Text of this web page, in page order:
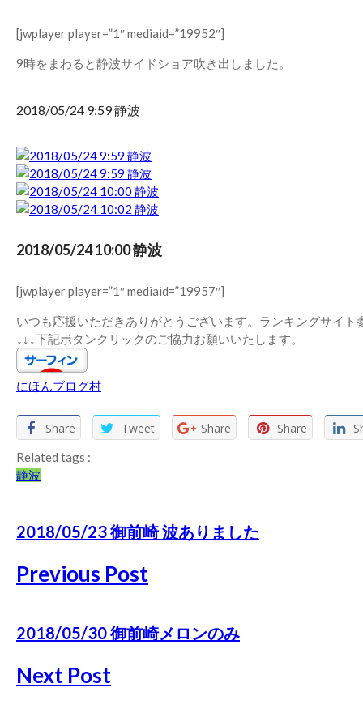
[jwplayer player=”1″ mediaid=”19952″]
9時をまわると静波サイドショア吹き出しました。
2018/05/24 9:59 静波
2018/05/24 10:00 静波
[jwplayer player=”1″ mediaid=”19957″]
いつも応援いただきありがとうございます。ランキングサイト
↓↓↓下記ボタンクリックのご協力お願いいたします。
にほんブログ村
Share Tweet Share Share
Related tags :
静波
2018/05/23 御前崎 波ありました
Previous Post
2018/05/30 御前崎メロンのみ
Next Post